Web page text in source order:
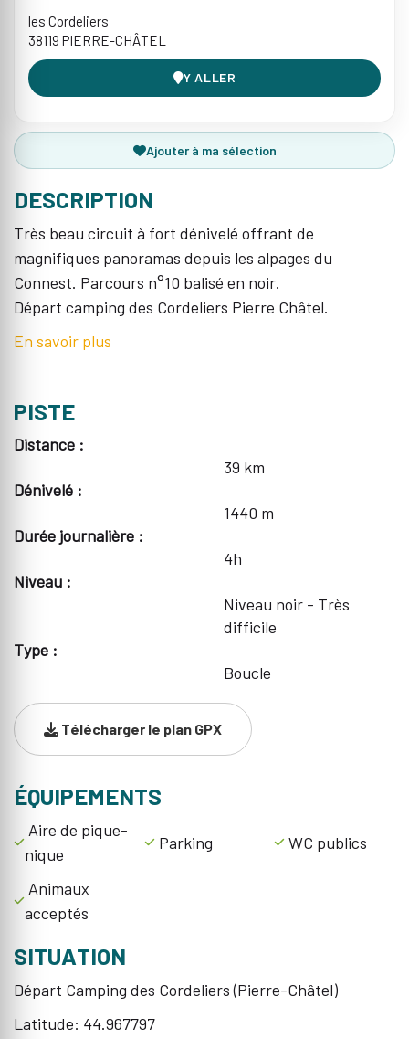
les Cordeliers
38119 PIERRE-CHÂTEL
Y ALLER
Ajouter à ma sélection
DESCRIPTION
Très beau circuit à fort dénivelé offrant de
magnifiques panoramas depuis les alpages du
Connest. Parcours n°10 balisé en noir.
Départ camping des Cordeliers Pierre Châtel.
En savoir plus
PISTE
Distance :
39 km
Dénivelé :
1440 m
Durée journalière :
4h
Niveau :
Niveau noir - Très
difficile
Type :
Boucle
Télécharger le plan GPX
ÉQUIPEMENTS
Aire de pique-
nique
Parking WC publics
Animaux
acceptés
SITUATION
Départ Camping des Cordeliers (Pierre-Châtel)
Latitude: 44.967797